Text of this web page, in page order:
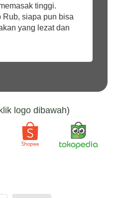
tinggi.
Rub, siapa pun bisa
yang lezat dan
logo dibawah)